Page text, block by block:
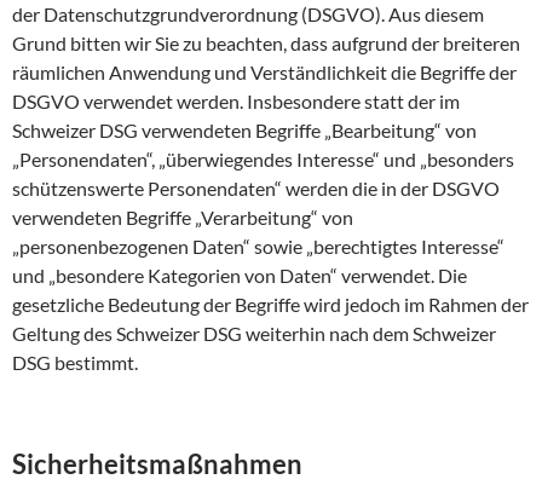
der Datenschutzgrundverordnung (DSGVO). Aus diesem
Grund bitten wir Sie zu beachten, dass aufgrund der breiteren
räumlichen Anwendung und Verständlichkeit die Begriffe der
DSGVO verwendet werden. Insbesondere statt der im
Schweizer DSG verwendeten Begriffe „Bearbeitung“ von
„Personendaten“, „überwiegendes Interesse“ und „besonders
schützenswerte Personendaten“ werden die in der DSGVO
verwendeten Begriffe „Verarbeitung“ von
„personenbezogenen Daten“ sowie „berechtigtes Interesse“
und „besondere Kategorien von Daten“ verwendet. Die
gesetzliche Bedeutung der Begriffe wird jedoch im Rahmen der
Geltung des Schweizer DSG weiterhin nach dem Schweizer
DSG bestimmt.
Sicherheitsmaßnahmen